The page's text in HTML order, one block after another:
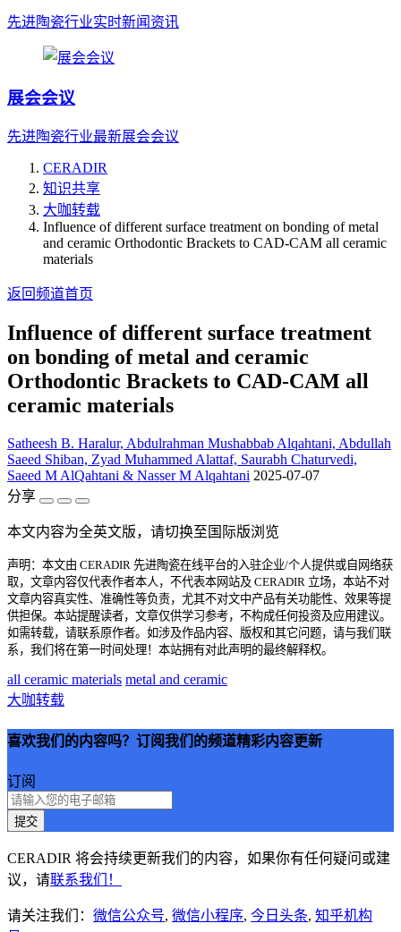
先进陶瓷行业实时新闻资讯
展会会议
先进陶瓷行业最新展会会议
CERADIR
知识共享
大咖转载
Influence of different surface treatment on bonding of metal
and ceramic Orthodontic Brackets to CAD-CAM all ceramic
materials
返回频道首页
Influence of different surface treatment
on bonding of metal and ceramic
Orthodontic Brackets to CAD-CAM all
ceramic materials
Satheesh B. Haralur, Abdulrahman Mushabbab Alqahtani, Abdullah
Saeed Shiban, Zyad Muhammed Alattaf, Saurabh Chaturvedi,
Saeed M AlQahtani & Nasser M Alqahtani 2025-07-07
分享
本文内容为全英文版，请切换至国际版浏览
声明：本文由 CERADIR 先进陶瓷在线平台的入驻企业/个人提供或自网络获
取，文章内容仅代表作者本人，不代表本网站及 CERADIR 立场，本站不对
文章内容真实性、准确性等负责，尤其不对文中产品有关功能性、效果等提
供担保。本站提醒读者，文章仅供学习参考，不构成任何投资及应用建议。
如需转载，请联系原作者。如涉及作品内容、版权和其它问题，请与我们联
系，我们将在第一时间处理！本站拥有对此声明的最终解释权。
all ceramic materials metal and ceramic
大咖转载
喜欢我们的内容吗？订阅我们的频道精彩内容更新
订阅
提交
CERADIR 将会持续更新我们的内容，如果你有任何疑问或建
议，请联系我们！
请关注我们： 微信公众号, 微信小程序, 今日头条, 知乎机构